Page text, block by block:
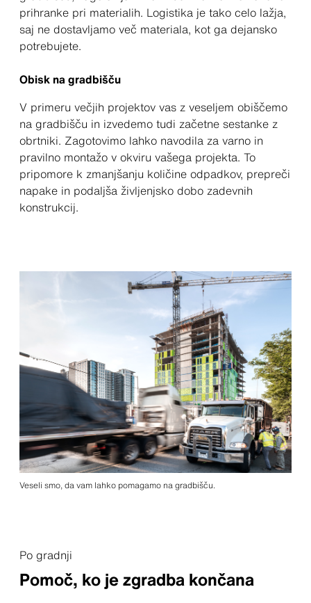
prihranke pri materialih. Logistika je tako celo lažja,
saj ne dostavljamo več materiala, kot ga dejansko
potrebujete.
Obisk na gradbišču
V primeru večjih projektov vas z veseljem obiščemo
na gradbišču in izvedemo tudi začetne sestanke z
obrtniki. Zagotovimo lahko navodila za varno in
pravilno montažo v okviru vašega projekta. To
pripomore k zmanjšanju količine odpadkov, prepreči
napake in podaljša življenjsko dobo zadevnih
konstrukcij.
Veseli smo, da vam lahko pomagamo na gradbišču.
Po gradnji
Pomoč, ko je zgradba končana